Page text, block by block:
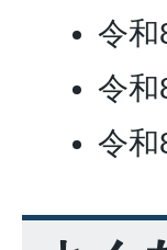
令和
令和
令和